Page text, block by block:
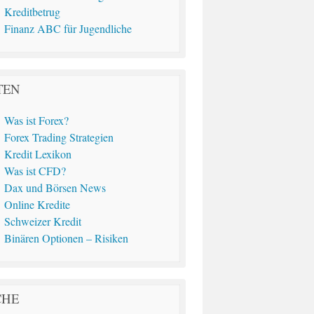
Kreditbetrug
Finanz ABC für Jugendliche
Was ist Forex?
Forex Trading Strategien
Kredit Lexikon
Was ist CFD?
Dax und Börsen News
Online Kredite
Schweizer Kredit
Binären Optionen – Risiken